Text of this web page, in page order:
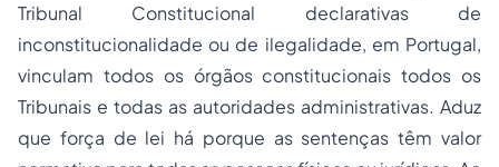
Tribunal Constitucional declarativas de
inconstitucionalidade ou de ilegalidade, em Portugal,
vinculam todos os órgãos constitucionais todos os
Tribunais e todas as autoridades administrativas. Aduz
que força de lei há porque as sentenças têm valor